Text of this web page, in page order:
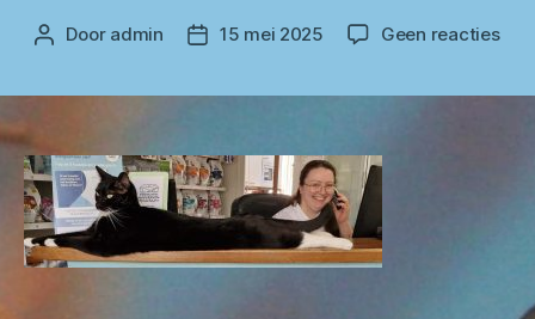
Berichtauteur
Door admin Berichtdatum
15 mei 2025 Geen reactiesop